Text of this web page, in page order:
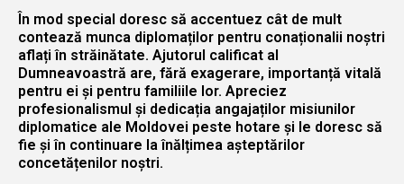
În mod special doresc să accentuez cât de mult
contează munca diplomaților pentru conaționalii noștri
aflați în străinătate. Ajutorul calificat al
Dumneavoastră are, fără exagerare, importanță vitală
pentru ei și pentru familiile lor. Apreciez
profesionalismul și dedicația angajaților misiunilor
diplomatice ale Moldovei peste hotare și le doresc să
fie și în continuare la înălțimea așteptărilor
concetățenilor noștri.